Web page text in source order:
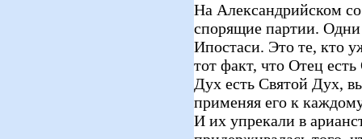
На Александрийском
спорящие партии. Одни
Ипостаси. Это те, кто
тот факт, что Отец
Дух есть Святой Дух,
применяя его к
И их упрекали в